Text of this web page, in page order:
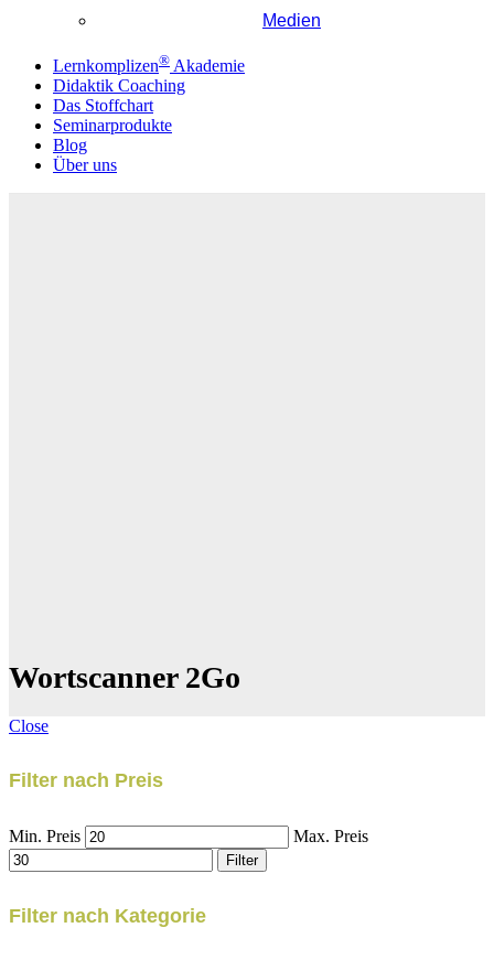
Medien
Lernkomplizen® Akademie
Didaktik Coaching
Das Stoffchart
Seminarprodukte
Blog
Über uns
Wortscanner 2Go
Close
Filter nach Preis
Min. Preis Max. Preis
Filter
Filter nach Kategorie